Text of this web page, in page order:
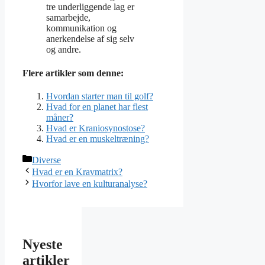
tre underliggende lag er
samarbejde,
kommunikation og
anerkendelse af sig selv
og andre.
Flere artikler som denne:
Hvordan starter man til golf?
Hvad for en planet har flest
måner?
Hvad er Kraniosynostose?
Hvad er en muskeltræning?
Kategorier
Diverse
Hvad er en Kravmatrix?
Hvorfor lave en kulturanalyse?
Nyeste
artikler